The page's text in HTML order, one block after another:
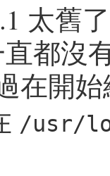
太舊
直都沒
在開
/usr/